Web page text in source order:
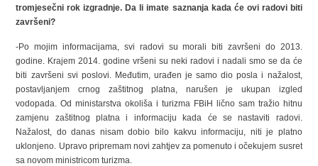
tromjesečni rok izgradnje. Da li imate saznanja kada će ovi radovi biti
završeni?
-Po mojim informacijama, svi radovi su morali biti završeni do 2013.
godine. Krajem 2014. godine vršeni su neki radovi i nadali smo se da će
biti završeni svi poslovi. Međutim, urađen je samo dio posla i nažalost,
postavljanjem crnog zaštitnog platna, narušen je ukupan izgled
vodopada. Od ministarstva okoliša i turizma FBiH lično sam tražio hitnu
zamjenu zaštitnog platna i informaciju kada će se nastaviti radovi.
Nažalost, do danas nisam dobio bilo kakvu informaciju, niti je platno
uklonjeno. Upravo pripremam novi zahtjev za pomenuto i očekujem susret
sa novom ministricom turizma.